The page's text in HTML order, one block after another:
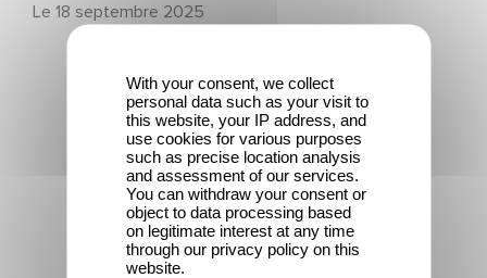
Le 18 septembre 2025
"Alice et Léon font leur cinéma"
With your consent, we collect
personal data such as your visit to
this website, your IP address, and
use cookies for various purposes
such as precise location analysis
and assessment of our services.
You can withdraw your consent or
object to data processing based
on legitimate interest at any time
through our privacy policy on this
website.